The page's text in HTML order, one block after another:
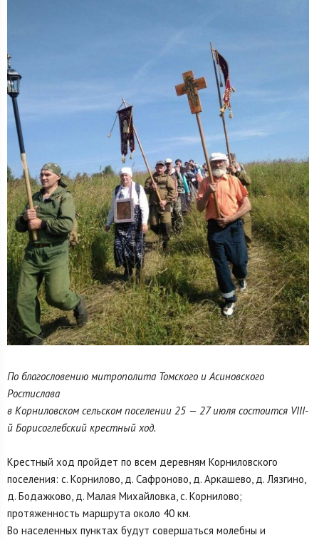
По благословению митрополита Томского и Асиновского
Ростислава
в Корниловском сельском поселении 25 — 27 июля состоится VIII-
й Борисоглебский крестный ход.
Крестный ход пройдет по всем деревням Корниловского
поселения: с. Корнилово, д. Сафроново, д. Аркашево, д. Лязгино,
д. Бодажково, д. Малая Михайловка, с. Корнилово;
протяженность маршрута около 40 км.
Во населенных пунктах будут совершаться молебны и